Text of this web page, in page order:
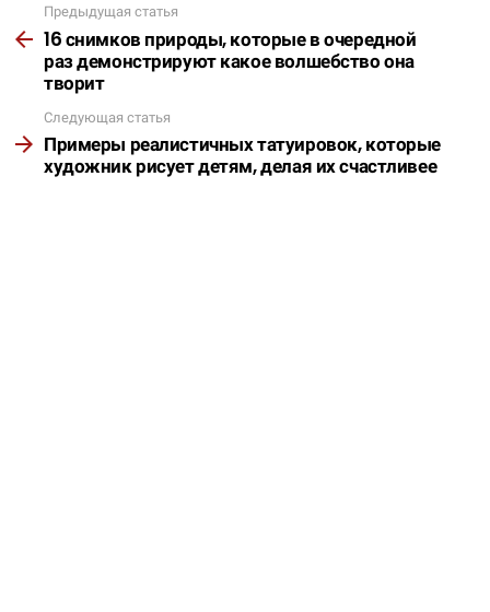
Подробнее
Предыдущая статья
16 снимков природы, которые в очередной
раз демонстрируют какое волшебство она
творит
Следующая статья
Примеры реалистичных татуировок, которые
художник рисует детям, делая их счастливее